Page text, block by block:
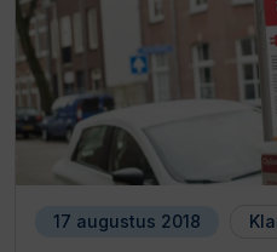
17 augustus 2018